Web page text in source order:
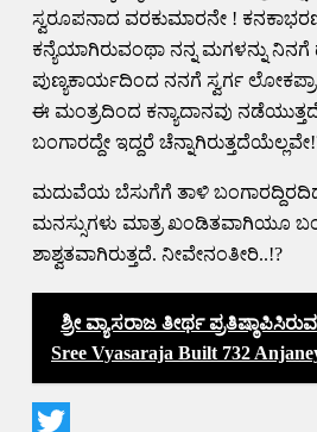
ಸ್ವರೂಪನಾದ ವರಕುಮಾರನೇ !
ಕನ್ಯೆಯಾಗಿರುವಂಥಾ ನನ್ನ ಮಗಳನ್ನು ನಿನಗೆ
ಪುಣ್ಯಕಾರ್ಯದಿಂದ ನನಗೆ ಸ್ವರ್ಗ
ಈ ಮಂತ್ರದಿಂದ ಕನ್ಯಾದಾನವು
ಬಂಗಾರದ್ದೇ ಇದ್ದರೆ
ಮದುವೆಯ ಬೆಸುಗೆಗೆ ತಾಳಿ
ಮನಸ್ಸುಗಳು ಮಾತ್ರ ಖಂಡಿತವಾಗಿಯೂ
ಶಾಶ್ವತವಾಗಿರುತ್ತದೆ. ನೀವೇನಂತೀರಿ..!?
ಶ್ರೀ ವ್ಯಾಸರಾಜ ತೀರ್ಥ
Sree Vyasaraja Built 732